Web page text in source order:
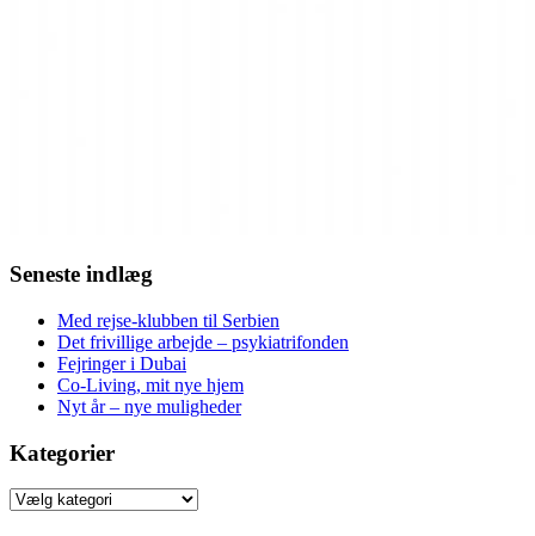
Seneste indlæg
Med rejse-klubben til Serbien
Det frivillige arbejde – psykiatrifonden
Fejringer i Dubai
Co-Living, mit nye hjem
Nyt år – nye muligheder
Kategorier
Kategorier